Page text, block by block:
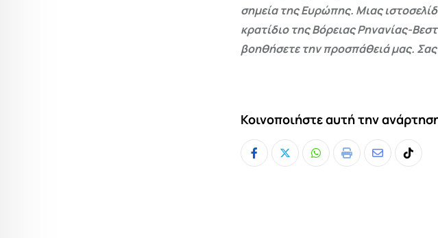
σημεία της Ευρώπης. Μιας
κρατίδιο της Βόρειας Ρηνανίας-
βοηθήσετε την προσπάθειά μας.
Κοινοποιήστε αυτή την
Whatsapp
Print
ShareTiktok